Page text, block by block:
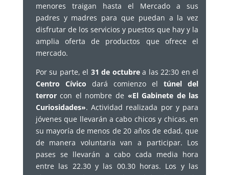
menores traigan hasta el Mercado a sus
padres y madres para que puedan a la vez
disfrutar de los servicios y puestos que hay y la
amplia oferta de productos que ofrece el
mercado.
Por su parte, el 31 de octubrea las 22:30 en el
Centro Cívico dará comienzo eltúnel del
terrorcon el nombre de «El Gabinete de las
Curiosidades». Actividad realizada por y para
jóvenes que llevarán a cabo chicos y chicas, en
su mayoría de menos de 20 años de edad, que
de manera voluntaria van a participar. Los
pases se llevarán a cabo cada media hora
entre las 22.30 y las 00.30 horas. Los y las